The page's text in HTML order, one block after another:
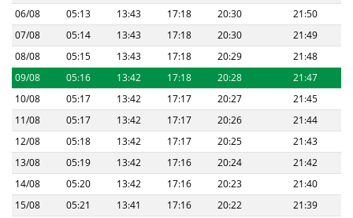
06/08
05:13 13:43 17:18 20:30
21:50
07/08
05:14 13:43 17:18 20:30
21:49
08/08
05:15 13:43 17:18 20:29
21:48
09/08
05:16 13:42 17:18 20:28
21:47
10/08
05:17 13:42 17:17 20:27
21:45
11/08
05:17 13:42 17:17 20:26
21:44
12/08
05:18 13:42 17:17 20:25
21:43
13/08
05:19 13:42 17:16 20:24
21:42
14/08
05:20 13:42 17:16 20:23
21:40
15/08
05:21 13:41 17:16 20:22
21:39